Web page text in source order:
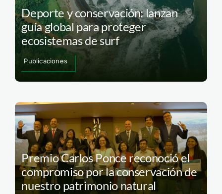
Deporte y conservación: lanzan
guía global para proteger
ecosistemas de surf
Publicaciones
Premio Carlos Ponce reconoció el
compromiso por la conservación de
nuestro patrimonio natural